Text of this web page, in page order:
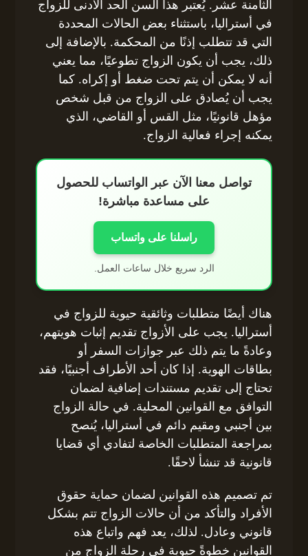
الثامنة عشر. يُعتبر هذا السن الحد الأدنى للزواج
في أستراليا، باستثناء بعض الحالات المحددة
التي قد تتطلب إذنًا من المحكمة. بالإضافة إلى
ذلك، يجب أن يكون الزواج تطوعيًا، مما يعني
أنه لا يمكن أن يتم تحت ضغط أو إكراه. كما
يجب أن يُصادق على الزواج من قبل شخص
مؤهل قانونيًا، مثل القس أو القاضي، الذي
يمكنه إجراء فعالية الزواج.
تواصل معنا الآن عبر الواتساب للحصول
على مساعدة مباشرة!
راسلنا على واتساب
الرد سريع خلال ساعات العمل.
هناك أيضًا متطلبات وثائقية حيوية للزواج في
أستراليا. يجب على الأزواج تقديم إثبات هويتهم،
وعادةً ما يتم ذلك عبر جوازات السفر أو
بطاقات الهوية. إذا كان أحد الأطراف أجنبيًا، فقد
تحتاج إلى تقديم مستندات إضافية لضمان
التوافق مع القوانين المحلية. في حالة الزواج
بين أجنبي ومقيم دائم في أستراليا، يُنصح
بمراجعة المتطلبات الخاصة لتفادي أي قضايا
قانونية قد تنشأ لاحقًا.
تم تصميم هذه القوانين لضمان حماية حقوق
الأفراد والتأكد من أن حالات الزواج تتم بشكل
قانوني وعادل. لذلك، يعد فهم واتباع هذه
القوانين خطوةً حيوية في رحلة الزواج من